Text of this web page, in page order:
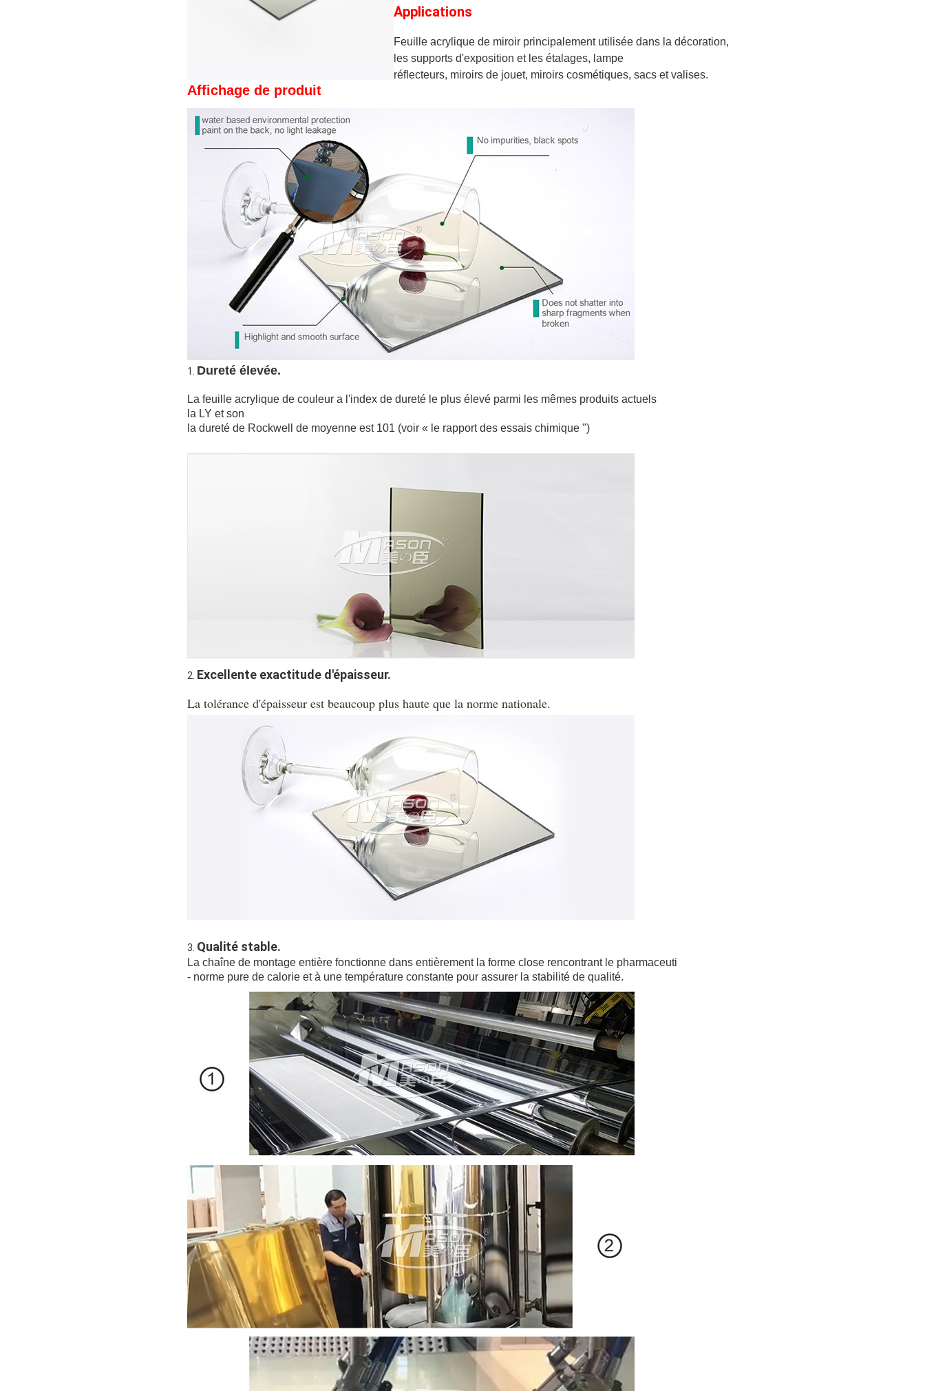
Applications
Feuille acrylique de miroir principalement utilisée dans la décoration,
les supports d'exposition et les étalages, lampe
réflecteurs, miroirs de jouet, miroirs cosmétiques, sacs et valises.
Affichage de produit
1. Dureté élevée.
La feuille acrylique de couleur a l'index de dureté le plus élevé parmi les mêmes produits actuels
la LY et son
la dureté de Rockwell de moyenne est 101 (voir « le rapport des essais chimique ")
2. Excellente exactitude d'épaisseur.
La tolérance d'épaisseur est beaucoup plus haute que la norme nationale.
3. Qualité stable.
La chaîne de montage entière fonctionne dans entièrement la forme close rencontrant le pharmaceuti
- norme pure de calorie et à une température constante pour assurer la stabilité de qualité.